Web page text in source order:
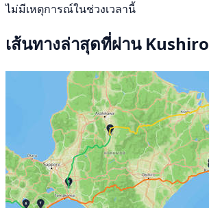
ไม่มีเหตุการณ์ในช่วงเวลานี้
เส้นทางล่าสุดที่ผ่าน Kushiro